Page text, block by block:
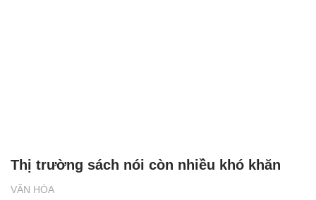
VĂN HÓA
Thị trường sách nói còn nhiều khó khăn